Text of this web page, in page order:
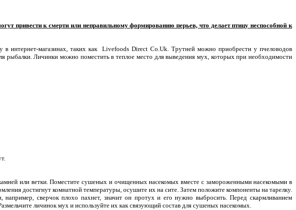
привести к смерти или неправильному формированию перьев, что делает птицу неспособной к
интернет-магазинах, таких как Livefoods Direct Co.Uk. Трутней можно приобрести у пчеловодов
рыбалки. Личинки можно поместить в теплое место для выведения мух, которых при необходимости
или ветки. Поместите сушеных и очищенных насекомых вместе с замороженными насекомыми в
достигнут комнатной температуры, осушите их на сите. Затем положите компоненты на тарелку.
сверчок плохо пахнет, значит он протух и его нужно выбросить. Перед скармливанием
личинок мух и используйте их как связующий состав для сушеных насекомых.